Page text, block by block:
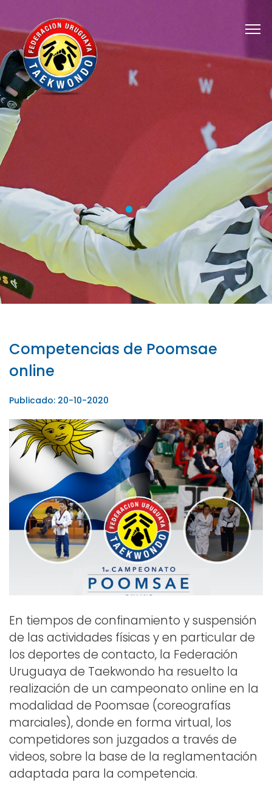
Competencias de Poomsae
online
Publicado: 20-10-2020
En tiempos de confinamiento y suspensión
de las actividades físicas y en particular de
los deportes de contacto, la Federación
Uruguaya de Taekwondo ha resuelto la
realización de un campeonato online en la
modalidad de Poomsae (coreografías
marciales), donde en forma virtual, los
competidores son juzgados a través de
videos, sobre la base de la reglamentación
adaptada para la competencia.